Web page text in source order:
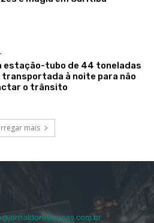
estação-tubo de 44 toneladas
transportada à noite para não
o trânsito
mais